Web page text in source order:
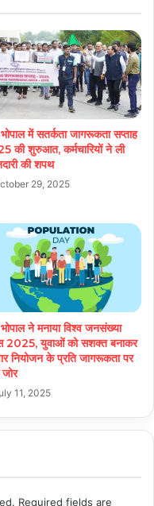
में सतर्कता जागरूकता सप्ताह
की शुरुआत, कर्मचारियों ने ली
की शपथ
29, 2025
ने मनाया विश्व जनसंख्या
2025, युवाओं को सशक्त बनाकर
नियोजन के प्रति जागरूकता पर
जोर
11, 2025
Required fields are